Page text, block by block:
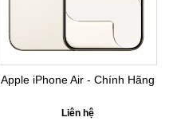
Apple iPhone Air - Chính Hãng
Liên hệ